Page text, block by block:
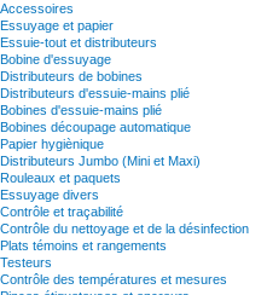
Accessoires
Essuyage et papier
Essuie-tout et distributeurs
Bobine d'essuyage
Distributeurs de bobines
Distributeurs d'essuie-mains plié
Bobines d'essuie-mains plié
Bobines découpage automatique
Papier hygiènique
Distributeurs Jumbo (Mini et Maxi)
Rouleaux et paquets
Essuyage divers
Contrôle et traçabilité
Contrôle du nettoyage et de la désinfection
Plats témoins et rangements
Testeurs
Contrôle des températures et mesures